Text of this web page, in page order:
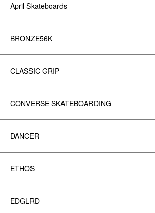
April Skateboards
BRONZE56K
CLASSIC GRIP
CONVERSE SKATEBOARDING
DANCER
ETHOS
EDGLRD